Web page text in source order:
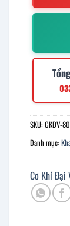
SKU:CKDV-
Danh mục:
Cơ Khí Đại